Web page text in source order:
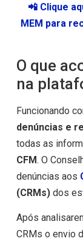
📲 Clique
MEM para
O que
na
Funcionando
denúncias e
todas as
CFM. O
denúncias aos
(CRMs)dos
Após
CRMs o envio